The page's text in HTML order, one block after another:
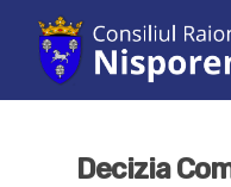
Decizia